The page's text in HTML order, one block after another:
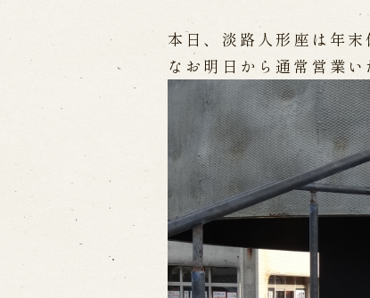
Performances info
Performance Calendar
Upcoming Performances
Touring show
Touring show
School
海外旅行客向け特別公演「くにう
本日、淡路人形座は年末
なお明日から通常営業い